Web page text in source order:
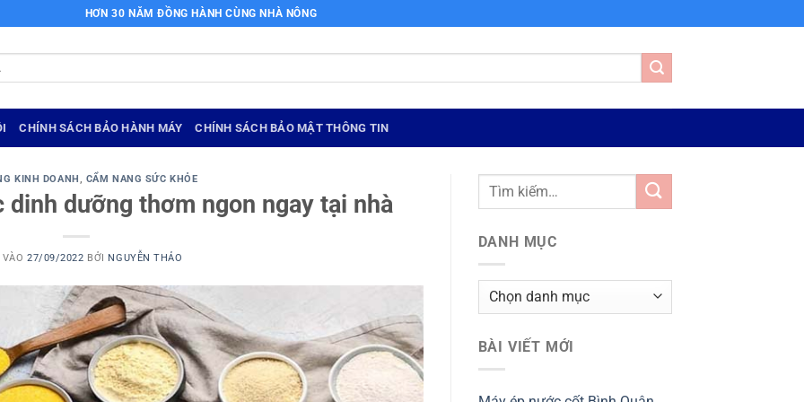
HƠN 30 NĂM ĐỒNG HÀNH CÙNG NHÀ NÔNG
CHÍNH SÁCH BẢO HÀNH MÁY CHÍNH SÁCH BẢO MẬT THÔNG TIN
KINH DOANH, CẨM NANG SỨC KHỎE
dinh dưỡng thơm ngon ngay tại nhà
27/09/2022 BỞI NGUYỄN THẢO
DANH MỤC
Danh
mục
BÀI VIẾT MỚI